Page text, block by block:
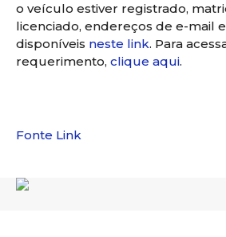
o veículo estiver registrado,
licenciado, endereços de e-mail
disponíveis neste link. Para
requerimento, clique aqui.
Fonte Link